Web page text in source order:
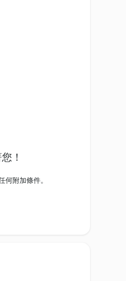
！
附加條件。